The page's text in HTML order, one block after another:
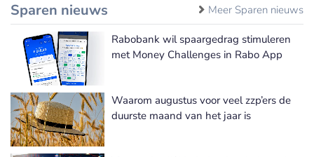
Sparen nieuws Meer Sparen nieuws
Rabobank wil spaargedrag stimuleren
met Money Challenges in Rabo App
Waarom augustus voor veel zzp’ers de
duurste maand van het jaar is